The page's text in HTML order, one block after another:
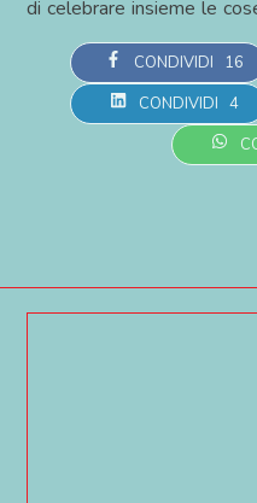
di celebrare insieme le
CONDIVIDI 16
CONDIVIDI 4